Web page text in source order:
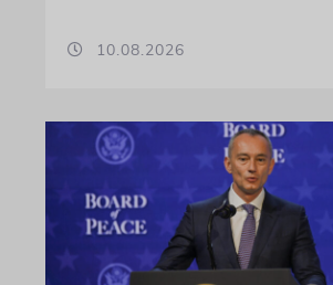
10.08.2026